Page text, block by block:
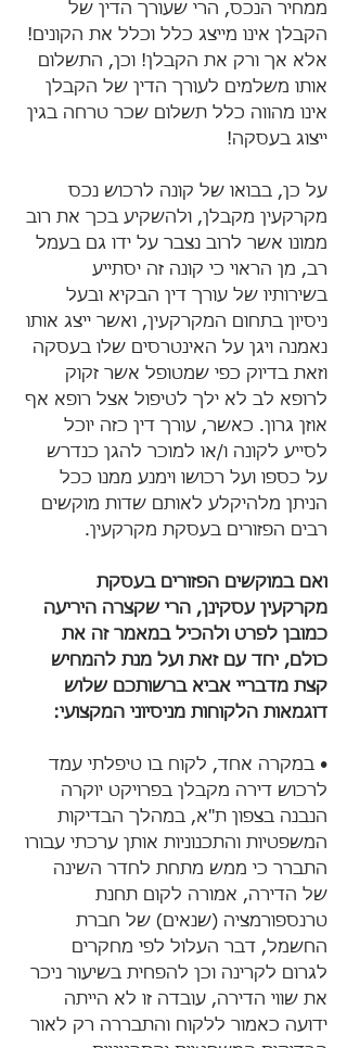
ממחיר הנכס, הרי שעורך הדין של
הקבלן אינו מייצג כלל וכלל את הקונים!
אלא אך ורק את הקבלן! וכן, התשלום
אותו משלמים לעורך הדין של הקבלן
אינו מהווה כלל תשלום שכר טרחה בגין
ייצוג בעסקה!
על כן, בבואו של קונה לרכוש נכס
מקרקעין מקבלן, ולהשקיע בכך את רוב
ממונו אשר לרוב נצבר על ידו גם בעמל
רב, מן הראוי כי קונה זה יסתייע
בשירותיו של עורך דין הבקיא ובעל
ניסיון בתחום המקרקעין, ואשר ייצג אותו
נאמנה ויגן על האינטרסים שלו בעסקה
וזאת בדיוק כפי שמטופל אשר זקוק
לרופא לב לא ילך לטיפול אצל רופא אף
אוזן גרון. כאשר, עורך דין כזה יוכל
לסייע לקונה ו/או למוכר להגן כנדרש
על כספו ועל רכושו וימנע ממנו ככל
הניתן מלהיקלע לאותם שדות מוקשים
רבים הפזורים בעסקת מקרקעין.
ואם במוקשים הפזורים בעסקת
מקרקעין עסקינן, הרי שקצרה היריעה
כמובן לפרט ולהכיל במאמר זה את
כולם, יחד עם זאת ועל מנת להמחיש
קצת מדבריי אביא ברשותכם שלוש
דוגמאות הלקוחות מניסיוני המקצועי:
• במקרה אחד, לקוח בו טיפלתי עמד
לרכוש דירה מקבלן בפרויקט יוקרה
הנבנה בצפון ת"א, במהלך הבדיקות
המשפטיות והתכנוניות אותן ערכתי עבורו
התברר כי ממש מתחת לחדר השינה
של הדירה, אמורה לקום תחנת
טרנספורמציה (שנאים) של חברת
החשמל, דבר העלול לפי מחקרים
לגרום לקרינה וכן להפחית בשיעור ניכר
את שווי הדירה, עובדה זו לא הייתה
ידועה כאמור ללקוח והתבררה רק לאור